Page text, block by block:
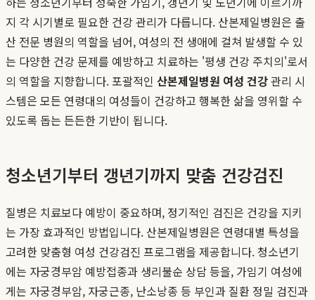
지 각 시기별로 필요한 건강 관리가 다릅니다. 산본제일병원은 출
산 전문 병원의 역할을 넘어, 여성의 전 생애에 걸쳐 발생할 수 있
는 다양한 건강 문제를 예방하고 치료하는 '평생 건강 주치의'로서
의 역할을 지향합니다. 포괄적인 산본제일병원 여성 건강관리 시
스템은 모든 연령대의 여성들이 건강하고 행복한 삶을 영위할 수
있도록 돕는 든든한 기반이 됩니다.
청소년기부터 갱년기까지 맞춤 건강검진
질병은 치료보다 예방이 중요하며, 정기적인 검진은 건강을 지키
는 가장 효과적인 방법입니다. 산본제일병원은 연령대별 특성을
고려한 맞춤형 여성 건강검진 프로그램을 제공합니다. 청소년기
에는 자궁경부암 예방접종과 생리불순 상담 등을, 가임기 여성에
게는 자궁경부암, 자궁근종, 난소낭종 등 부인과 질환 정밀 검진과